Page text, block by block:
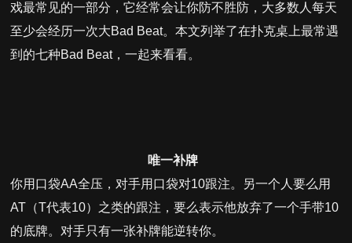
戏最常见的一部分，它经常会让你防不胜防，大多数人每天
至少会经历一次大Bad Beat。本文列举了在扑克桌上最常遇
到的七种Bad Beat，一起来看看。
唯一补牌
你用口袋AA全压，对手用口袋对10跟注。另一个人要么用
AT（T代表10）之类的跟注，要么表示他放弃了一个手带10
的底牌。对手只有一张补牌能逆转你。